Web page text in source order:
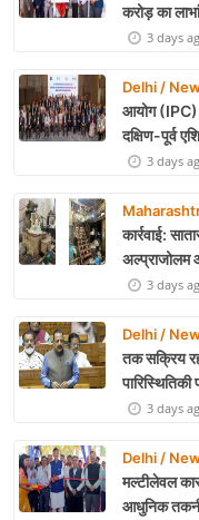
करोड़ का
3 days
Delhi /
आयोग (IPC)
दक्षिण-पूर्व
3 days
कार्रवाई:
अल्प्राजोलम
3 days
Delhi /
तक सक्रिय
3 days
Delhi /
मल्टीलेवल
आधुनिक